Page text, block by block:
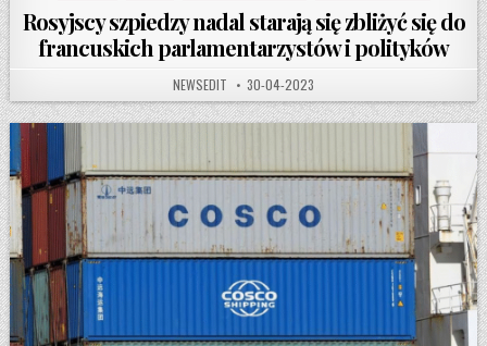
Rosyjscy szpiedzy nadal starają się zbliżyć się do
francuskich parlamentarzystów i polityków
AUTHOR:
NEWSEDIT PUBLISHED DATE:
30-04-2023